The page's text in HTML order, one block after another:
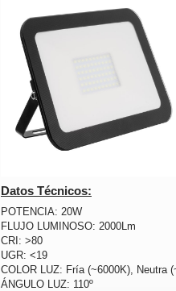
Datos Técnicos:
POTENCIA: 20W
FLUJO LUMINOSO: 2000Lm
CRI: >80
UGR: <19
COLOR LUZ: Fría (~6000K), Neutra
ÁNGULO LUZ: 110º